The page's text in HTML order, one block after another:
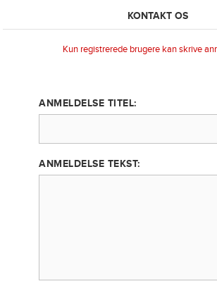
KONTAKT OS
Kun registrerede brugere kan skrive
ANMELDELSE TITEL:
ANMELDELSE TEKST: